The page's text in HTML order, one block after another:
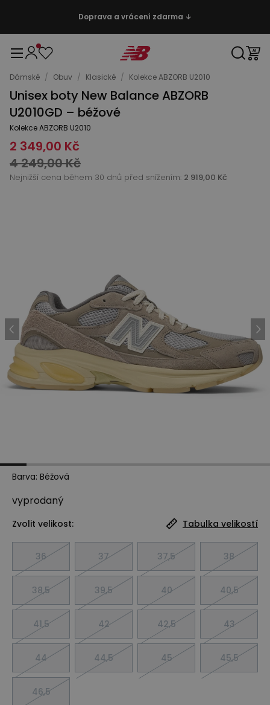
Doprava a vrácení zdarma ↓
Dámské / Obuv / Klasické / Kolekce ABZORB U2010
Unisex boty New Balance ABZORB
U2010GD – béžové
Kolekce ABZORB U2010
2 349,00 Kč
4 249,00 Kč
Nejnižší cena během 30 dnů před snížením: 2 919,00 Kč
Barva: Béžová
vyprodaný
Zvolit velikost: Tabulka velikostí
36 37 37,5 38
38,5 39,5 40 40,5
41,5 42 42,5 43
44 44,5 45 45,5
46,5